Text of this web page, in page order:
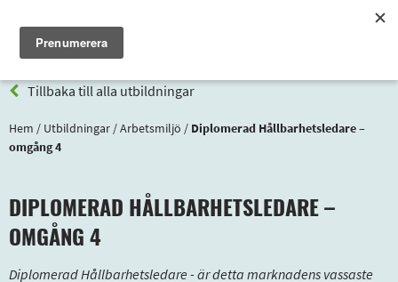
Meny
Tillbaka till alla utbildningar
Hem / Utbildningar /Arbetsmiljö / Diplomerad Hållbarhetsledare –
omgång 4
DIPLOMERAD HÅLLBARHETSLEDARE –
OMGÅNG 4
Diplomerad Hållbarhetsledare - är detta marknadens vassaste